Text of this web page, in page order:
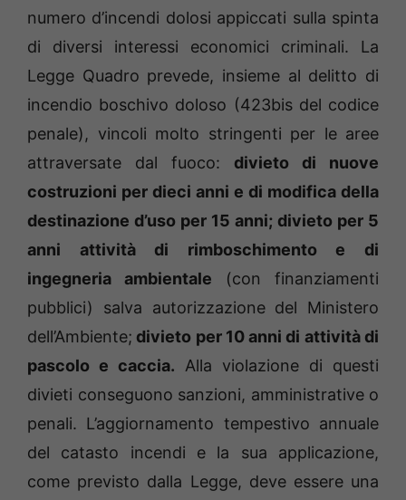
numero d’incendi dolosi appiccati sulla spinta
di diversi interessi economici criminali. La
Legge Quadro prevede, insieme al delitto di
incendio boschivo doloso (423bis del codice
penale), vincoli molto stringenti per le aree
attraversate dal fuoco: divieto di nuove
costruzioni per dieci anni e di modifica della
destinazione d’uso per 15 anni; divieto per 5
anni attività di rimboschimento e di
ingegneria ambientale (con finanziamenti
pubblici) salva autorizzazione del Ministero
dell’Ambiente; divieto per 10 anni di attività di
pascolo e caccia. Alla violazione di questi
divieti conseguono sanzioni, amministrative o
penali. L’aggiornamento tempestivo annuale
del catasto incendi e la sua applicazione,
come previsto dalla Legge, deve essere una